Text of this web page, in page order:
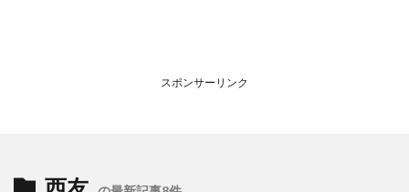
スポンサーリンク